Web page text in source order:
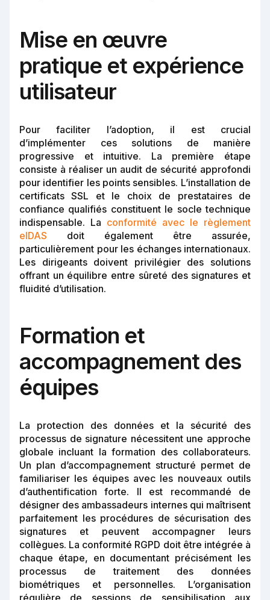
Mise en œuvre
pratique et expérience
utilisateur
Pour faciliter l’adoption, il est crucial
d’implémenter ces solutions de manière
progressive et intuitive. La première étape
consiste à réaliser un audit de sécurité approfondi
pour identifier les points sensibles. L’installation de
certificats SSL et le choix de prestataires de
confiance qualifiés constituent le socle technique
indispensable. La conformité avec le règlement
eIDAS doit également être assurée,
particulièrement pour les échanges internationaux.
Les dirigeants doivent privilégier des solutions
offrant un équilibre entre sûreté des signatures et
fluidité d’utilisation.
Formation et
accompagnement des
équipes
La protection des données et la sécurité des
processus de signature nécessitent une approche
globale incluant la formation des collaborateurs.
Un plan d’accompagnement structuré permet de
familiariser les équipes avec les nouveaux outils
d’authentification forte. Il est recommandé de
désigner des ambassadeurs internes qui maîtrisent
parfaitement les procédures de sécurisation des
signatures et peuvent accompagner leurs
collègues. La conformité RGPD doit être intégrée à
chaque étape, en documentant précisément les
processus de traitement des données
biométriques et personnelles. L’organisation